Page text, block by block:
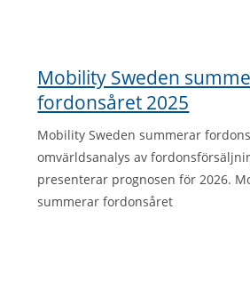
Mobility Sweden
fordonsåret 2025
Mobility Sweden summerar
omvärldsanalys av
presenterar prognosen för 2026.
summerar fordonsåret